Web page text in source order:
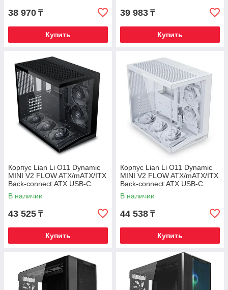
38 970 ₸
Купить
39 983 ₸
Купить
Корпус Lian Li O11 Dynamic
MINI V2 FLOW ATX/mATX/ITX
Back-connect:ATX USB-C
G99.O11DMIV2FX.00 Черный
В наличии
43 525 ₸
Купить
Корпус Lian Li O11 Dynamic
MINI V2 FLOW ATX/mATX/ITX
Back-connect:ATX USB-C
G99.O11DMIV2FW.00 Белый
В наличии
44 538 ₸
Купить